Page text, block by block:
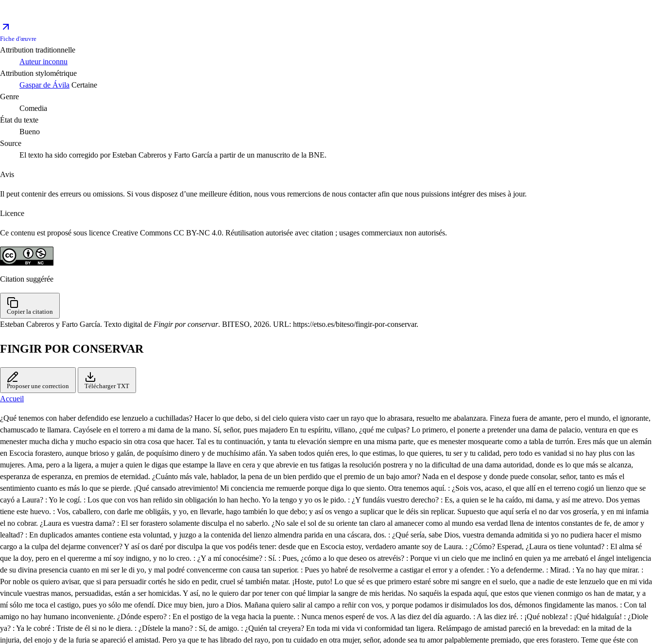
Fiche d'œuvre
Attribution traditionnelle
Auteur inconnu
Attribution stylométrique
Gaspar de Ávila Certaine
Genre
Comedia
État du texte
Bueno
Source
El texto ha sido corregido por Esteban Cabreros y Farto García a partir de un manuscrito de la BNE.
Avis
Il peut contenir des erreurs ou omissions. Si vous disposez d’une meilleure édition, nous vous remercions de nous contacter afin que nous puissions intégrer des mises à jour.
Licence
Ce contenu est proposé sous licence Creative Commons CC BY-NC 4.0. Réutilisation autorisée avec citation ; usages commerciaux non autorisés.
Citation suggérée
Copier la citation
Esteban Cabreros y Farto García. Texto digital de Fingir por conservar. BITESO, 2026. URL: https://etso.es/biteso/fingir-por-conservar.
FINGIR POR CONSERVAR
Proposer une correction Télécharger TXT
Accueil
¿Qué tenemos con haber defendido ese lenzuelo a cuchilladas? Hacer lo que debo, si del cielo quiera visto caer un rayo que lo abrasara, resuelto me abalanzara. Fineza fuera de amante, pero el mundo, el ignorante, chamuscado te llamara. Cayósele en el torrero a mi dama de la mano. Sí, señor, pues majadero En tu espíritu, villano, ¿qué me culpas? Lo primero, el ponerte a pretender una dama de palacio, ventura en que es menester mucha dicha y mucho espacio sin otra cosa que hacer. Tal es tu continuación, y tanta tu elevación siempre en una misma parte, que es menester mosquearte como a tabla de turrón. Eres más que un alemán en Escocia forastero, aunque brioso y galán, de poquísimo dinero y de muchísimo afán. Ya saben todos quién eres, lo que estimas, lo que quieres, tu ser y tu calidad, pero todo es vanidad si no hay plus con las mujeres. Ama, pero a la ligera, a mujer a quien le digas que estampe la llave en cera y que abrevie en tus fatigas la resolución postrera y no la dificultad de una dama autoridad, donde es lo que más se alcanza, esperanza de esperanza, en premios de eternidad. ¿Cuánto más vale, hablador, la pena de un bien perdido que el premio de un bajo amor? Nada en el despose y donde puede consolar, señor, tanto es más el sentimiento cuanto es más lo que se pierde. ¡Qué cansado atrevimiento! Mi conciencia me remuerde porque diga lo que siento. Otra tenemos aquí. : ¿Sois vos, acaso, el que allí en el terreno cogió un lienzo que se cayó a Laura? : Yo le cogí. : Los que con vos han reñido sin obligación lo han hecho. Yo la tengo y yo os le pido. : ¿Y fundáis vuestro derecho? : Es, a quien se le ha caído, mi dama, y así me atrevo. Dos yemas tiene este huevo. : Vos, caballero, con darle me obligáis, y yo, en llevarle, hago también lo que debo; y así os vengo a suplicar que le déis sin replicar. Supuesto que aquí sería el no dar vos grosería, y en mi infamia el no cobrar. ¿Laura es vuestra dama? : El ser forastero solamente disculpa el no saberlo. ¿No sale el sol de su oriente tan claro al amanecer como al mundo esa verdad llena de intentos constantes de fe, de amor y lealtad? : En duplicados amantes contiene esta voluntad, y juzgo a la contenida del lienzo almendra parida en una cáscara, dos. : ¿Qué sería, sabe Dios, vuestra demanda admitida si yo no pudiera hacer el mismo cargo a la culpa del dejarme convencer? Y así os daré por disculpa la que vos podéis tener: desde que en Escocia estoy, verdadero amante soy de Laura. : ¿Cómo? Esperad, ¿Laura os tiene voluntad? : El alma sé que la doy, pero en el quererme a mí soy indigno, y no lo creo. : ¿Y a mí conocésime? : Sí. : Pues, ¿cómo a lo que deseo os atrevéis? : Porque vi un cielo que me inclinó en quien ya me arrebató el ángel inteligencia de su divina presencia cuanto en mi ser le di yo, y mal podré convencerme con causa tan superior. : Pues yo habré de resolverme a castigar el error y a ofender. : Yo a defenderme. : Mirad. : Ya no hay que mirar. : Por noble os quiero avisar, que si para persuadir cortés he sido en pedir, cruel sé también matar. ¡Hoste, puto! Lo que sé es que primero estaré sobre mi sangre en el suelo, que a nadie de este lenzuelo que en mi vida vincule vuestras manos, persuadidas, están a ser homicidas. Y así, no le quiero dar por tener con qué limpiar la sangre de mis heridas. No saquéis la espada aquí, que estos que vienen conmigo os han de matar, y a mí sólo me toca el castigo, pues yo sólo me ofendí. Dice muy bien, juro a Dios. Mañana quiero salir al campo a reñir con vos, y porque podamos ir disimulados los dos, démonos fingidamente las manos. : Con tal amigo no hay humano inconveniente. ¿Dónde espero? : En el postigo de la vega hacia la puente. : Nunca menos esperé de vos. A las diez del día aguardo. : A las diez iré. : ¡Qué nobleza! : ¡Qué hidalguía! : ¿Diole ya? : Ya le cobré : Triste de él si no le diera. : ¿Dístele la mano? : Sí, de amigo. : ¿Quién tal creyera? En toda mi vida vi conformidad tan ligera. Relámpago de amistad pareció en la brevedad: en la mitad de la injuria, del enojo y de la furia se apareció el amistad. Pero ya que te has librado del rayo, pon tu cuidado en otra mujer, señor, adonde sea tu amor palpablemente premiado, que eres forastero. Teme que éste con celos se queme, y hay mozas en el lugar de pesares al quitar que están diciendo: ¡cómeme! Treinta te traeré yo aquí, todas sin madre y sin tía. Pues, ¿eso qué importa? Di. No haber quien a sangre fría diga que miren por ti. Siempre amonestan gruñendo que hay veces y enfermedades, y aunque ellos entren queriendo enfrenan las voluntades escuchando y advirtiendo: dama huérfana es gran cosa. Con una esperanza honrosa me divierto y me entretengo. A la posesión me atengo, que es más breve y más gustoso. ¿Eres, Guarín, consejero o criado? Lo postrero. Pues quien sirve no aconseja. No está dos dedos de hereje un amante verdadero. ¿Vístese el rey? Ya se viste, y ahora van a llamar los músicos. Si está triste, eso es querer aumentar la pena en que el alma asiste, que la música es acción que aumenta cualquier pasión del alma en su mismo ser. También se deja entender, comprobada esa razón, que crecerá su alegría si la tiene. Alegre estaba ayer, y así lo decía. Todo lo que empieza acaba, y no es siempre un mismo día que como al amanecer se sigue el multiplicar la luz del sol su poder, así también un pesar se sigue siempre a un placer. Un filósofo decía, cuando en el mal padecía, que entonces contento estaba, porque allí solo esperaba los gustos que no tenía. Y así el triste asiguarse puede de que ha de alegrarse aunque el bien en lo futuro venga, pues solo es seguro lo que tarda en esperarse. Solo en la Infanta parece que en su continua tristeza sin esperanzas padece, y en tan superior grandeza dudo la causa. ¿Merece a lo menos su virtud vivir por justas razones, libre siempre en la inquietud de las forzosas pasiones de su ardiente juventud? Según el Rey, ha sentido el ver tan triste a su alteza en sus penas ofendido; su misma naturaleza parece que se ha vestido. Tanto al verla se desalma con los sentidos en calma, justo premio a su obediencia, que en recíproca asistencia vive en dos pechos un alma. Tanto deben tus tristojas a la inquietud de mi pecho, que con [Así en el manuscrito. Es evidente que falta texto] parece que te le debo y que no hay hermana, advierte, imposible en tu deseo como del poder humano no excedan tus pensamientos. Resérvale al sol su luz y deja a los elementos sin reprimir su poder, sus incasables efectos, y pide atrevidamente asustada a lo que puedo, y que es el fénix verás pequeño encarecimiento. Si quieres galas, Milán que ha de quedarse, prometo de sus telas de oro rizo, encarecido y desierto si joyas tantos diamantes brillarán en ti que el cielo los consulte a sus estrellas ardientísimos luceros. Si divertirte pretendes, haré que te junten luego por ti sola en todo el mundo los más lucidos ingenios, y si a la caza te inclinas, verás en montes diversos lisonjera la codicia de mis ventores ligeros. Si quieres volar, no son tus altivos pensamientos tan prestos como las alas de los pájaros que tengo. Verás Ícaros de pluma, no fatigados del fuego, asaltar la esfera a puntas acuchillando los vientos y la garza fugitiva tras su arrebatado vuelo bajar herida y medrosa ensangrentando elementos. ¡Pide, inclínate, apetece! Verás en mi entendimiento con el gusto de agradarte disculpados tus extremos. Hermano, si ya en mis penas puede ser el sentimiento insufrible, es viendo en ti tan sentidas las que tengo. Natural condición mía es ésta, y cuanto más quiero divertirme, crecen más mis no entendidos desvelos, y tan sin causa se aflige mi vida en lo que padezco que milita en mis tristezas ocioso mi pensamiento. ¡Divertid a Margarita! ¡Músicos, cantad! Que quiero ver si se introduce a voces en sus penas el remedio ¡No cantéis más! ¡No cantéis! ¿Otro tono alegre y nuevo? De ninguno he de gustar. ¡Dejadme sola! Idos, luego. De nada gustas Señor, cuanto es posible me esfuerzo y no puedo más. Enrico, publica en todo mi reino que el que con mayores fiestas, más arte y mejor ingenio divertiere a Margarita tendrá en mí por justo premio cuanto quisiere pedirme. Así lo hare. Dete el cielo, en breve círculo de oro el más dilatado imperio. Enrico, deja a mi hermano en su cuarto y vuelve luego. Inquietudes de mi vida, ¿por qué me aflijáis? ¿Qué es esto? He de morir por hacerles resistencia a mis deseos. ¿Qué tirana potestad es esta, que en mis intentos a mí contra mí, me quita la jurisdición que tengo? Un hombre, un ser, una vida forman rigores opuestos contra el natural discurso de un fácil entendimiento. No me ha dado el cielo a mí por su universal decreto libre